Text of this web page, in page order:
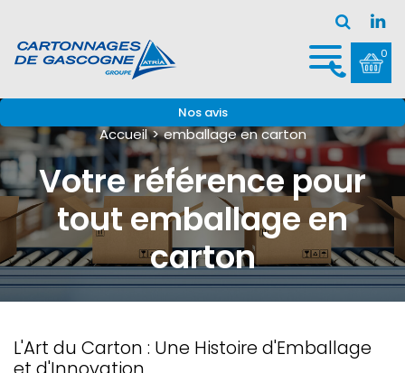
Nos avis
0
Accueil emballage en carton
Votre référence pour
tout emballage en
carton
L'Art du Carton : Une Histoire d'Emballage